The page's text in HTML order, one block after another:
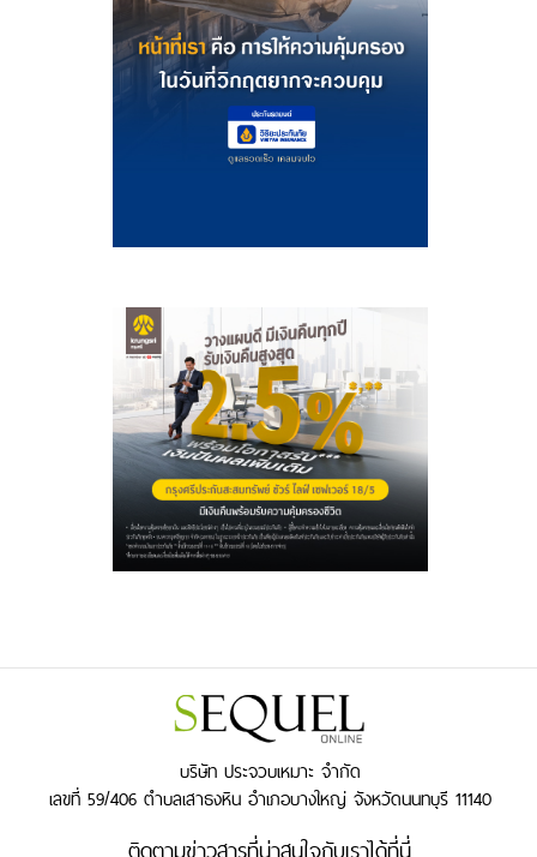
บริษัท ประจวบเหมาะ จำกัด
เลขที่ 59/406 ตำบลเสาธงหิน อำเภอบางใหญ่ จังหวัดนนทบุรี 11140